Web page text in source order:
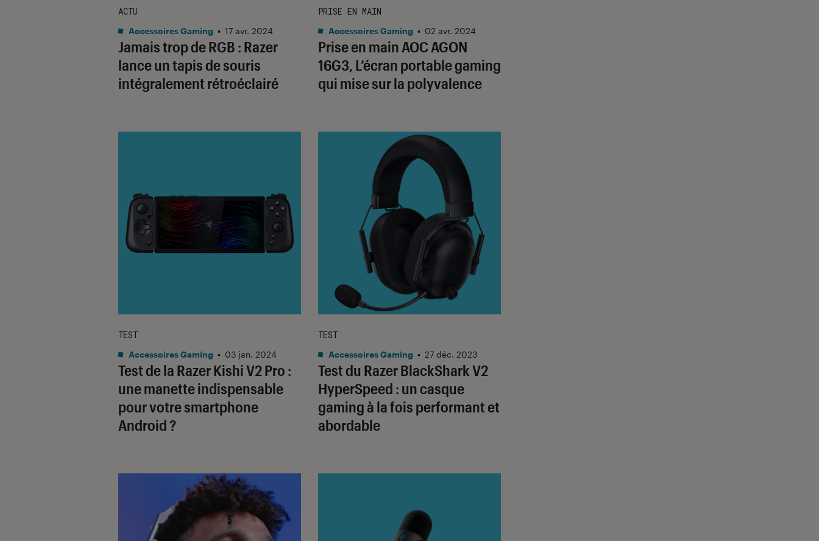
Jamais trop de RGB : Razer
lance un tapis de souris
intégralement rétroéclairé
ACTU
Accessoires Gaming • 17 avr. 2024
Prise en main AOC AGON
16G3, L’écran portable gaming
qui mise sur la polyvalence
PRISE EN MAIN
Accessoires Gaming • 02 avr. 2024
Test de la Razer Kishi V2 Pro :
une manette indispensable
pour votre smartphone
Android ?
TEST
Accessoires Gaming • 03 jan. 2024
Test du Razer BlackShark V2
HyperSpeed : un casque
gaming à la fois performant et
abordable
TEST
Accessoires Gaming • 27 déc. 2023